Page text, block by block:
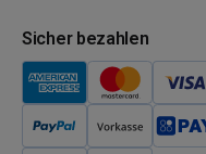
Sicher bezahlen